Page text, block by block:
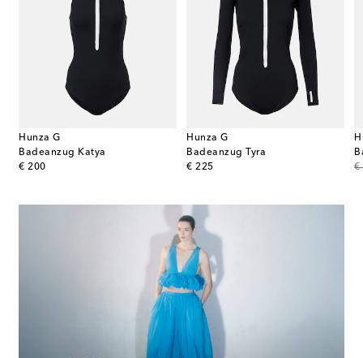
Hunza G
Badeanzug Katya
€ 200
original price
Hunza G
Badeanzug Tyra
€ 225
original price
€